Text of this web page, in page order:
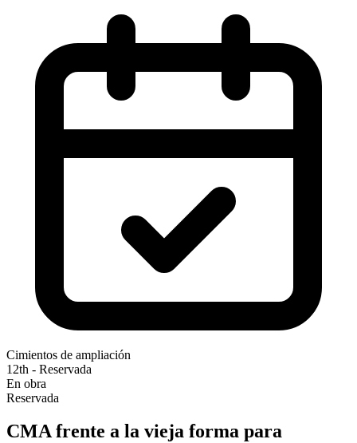
Cimientos de ampliación
12th - Reservada
En obra
Reservada
CMA frente a la vieja forma para